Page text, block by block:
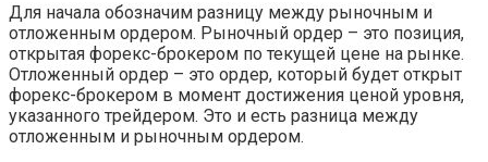
Для начала обозначим разницу между рыночным и
отложенным ордером. Рыночный ордер – это позиция,
открытая форекс-брокером по текущей цене на рынке.
Отложенный ордер – это ордер, который будет открыт
форекс-брокером в момент достижения ценой уровня,
указанного трейдером. Это и есть разница между
отложенным и рыночным ордером.